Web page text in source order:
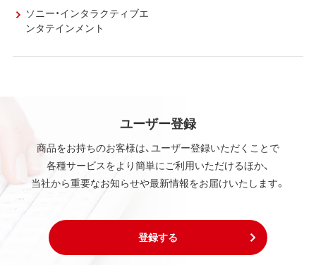
ソニー・インタラクティブエ
ンタテインメント
ユーザー登録
商品をお持ちのお客様は、ユーザー登録いただくことで
各種サービスをより簡単にご利用いただけるほか、
当社から重要なお知らせや最新情報をお届けいたします。
登録する